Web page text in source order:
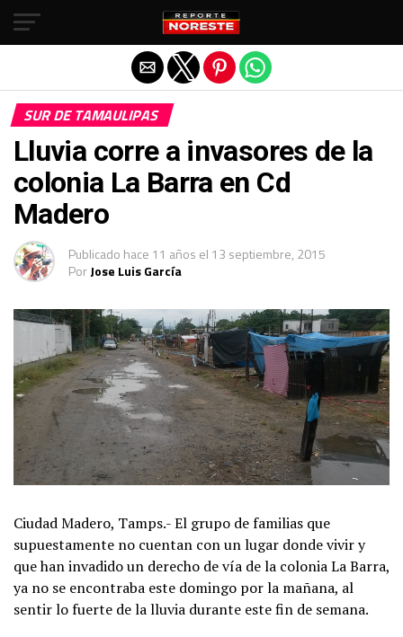
SUR DE TAMAULIPAS
Lluvia corre a invasores de la
colonia La Barra en Cd
Madero
Publicado hace 11 años el 13 septiembre, 2015
PorJose Luis García
Ciudad Madero, Tamps.- El grupo de familias que
supuestamente no cuentan con un lugar donde vivir y
que han invadido un derecho de vía de la colonia La Barra,
ya no se encontraba este domingo por la mañana, al
sentir lo fuerte de la lluvia durante este fin de semana.
Salir de la versión móvil